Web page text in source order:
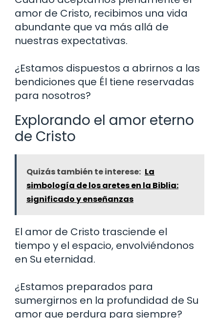
amor de Cristo, recibimos una vida
abundante que va más allá de
nuestras expectativas.
¿Estamos dispuestos a abrirnos a las
bendiciones que Él tiene reservadas
para nosotros?
Explorando el amor eterno
de Cristo
Quizás también te interese: La
simbología de los aretes en la Biblia:
significado y enseñanzas
El amor de Cristo trasciende el
tiempo y el espacio, envolviéndonos
en Su eternidad.
¿Estamos preparados para
sumergirnos en la profundidad de Su
amor que perdura para siempre?